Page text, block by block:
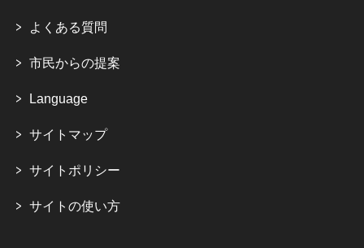
よくある質問
市民からの提案
Language
サイトマップ
サイトポリシー
サイトの使い方